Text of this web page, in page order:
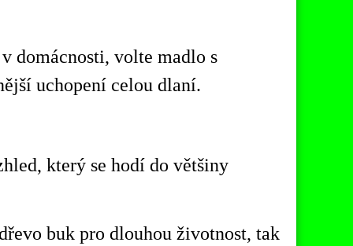
domácnosti, volte madlo s
uchopení celou dlaní.
který se hodí do většiny
buk pro dlouhou životnost, tak